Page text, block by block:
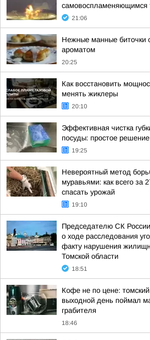
самовоспламеняющимся
21:06
Нежные манные биточки
ароматом
20:25
Как восстановить
менять жиклеры
20:10
Эффективная чистка
посуды: простое
19:25
Невероятный метод
муравьями: как всего за
спасать урожай
19:10
Председателю СК
о ходе расследования
факту нарушения
Томской области
18:51
Кофе не по цене:
выходной день поймал
грабителя
18:46